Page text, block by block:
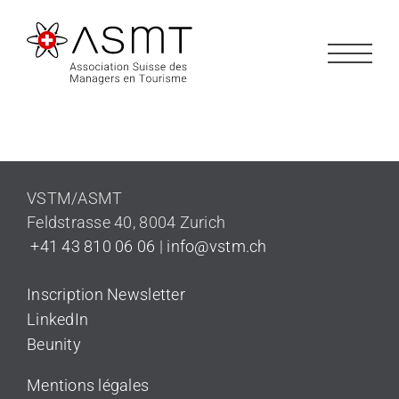
contenu
VSTM/ASMT
Feldstrasse 40, 8004 Zurich
+41 43 810 06 06 | info@vstm.ch
Inscription Newsletter
LinkedIn
Beunity
Mentions légales